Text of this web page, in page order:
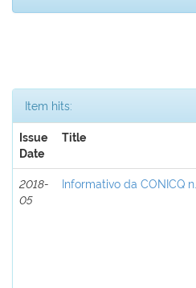
Item hits:
Issue
Date
Title
2018-
05
Informativo da CONICQ